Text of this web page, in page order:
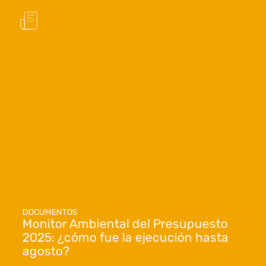
DOCUMENTOS
Monitor Ambiental del Presupuesto
2025: ¿cómo fue la ejecución hasta
agosto?